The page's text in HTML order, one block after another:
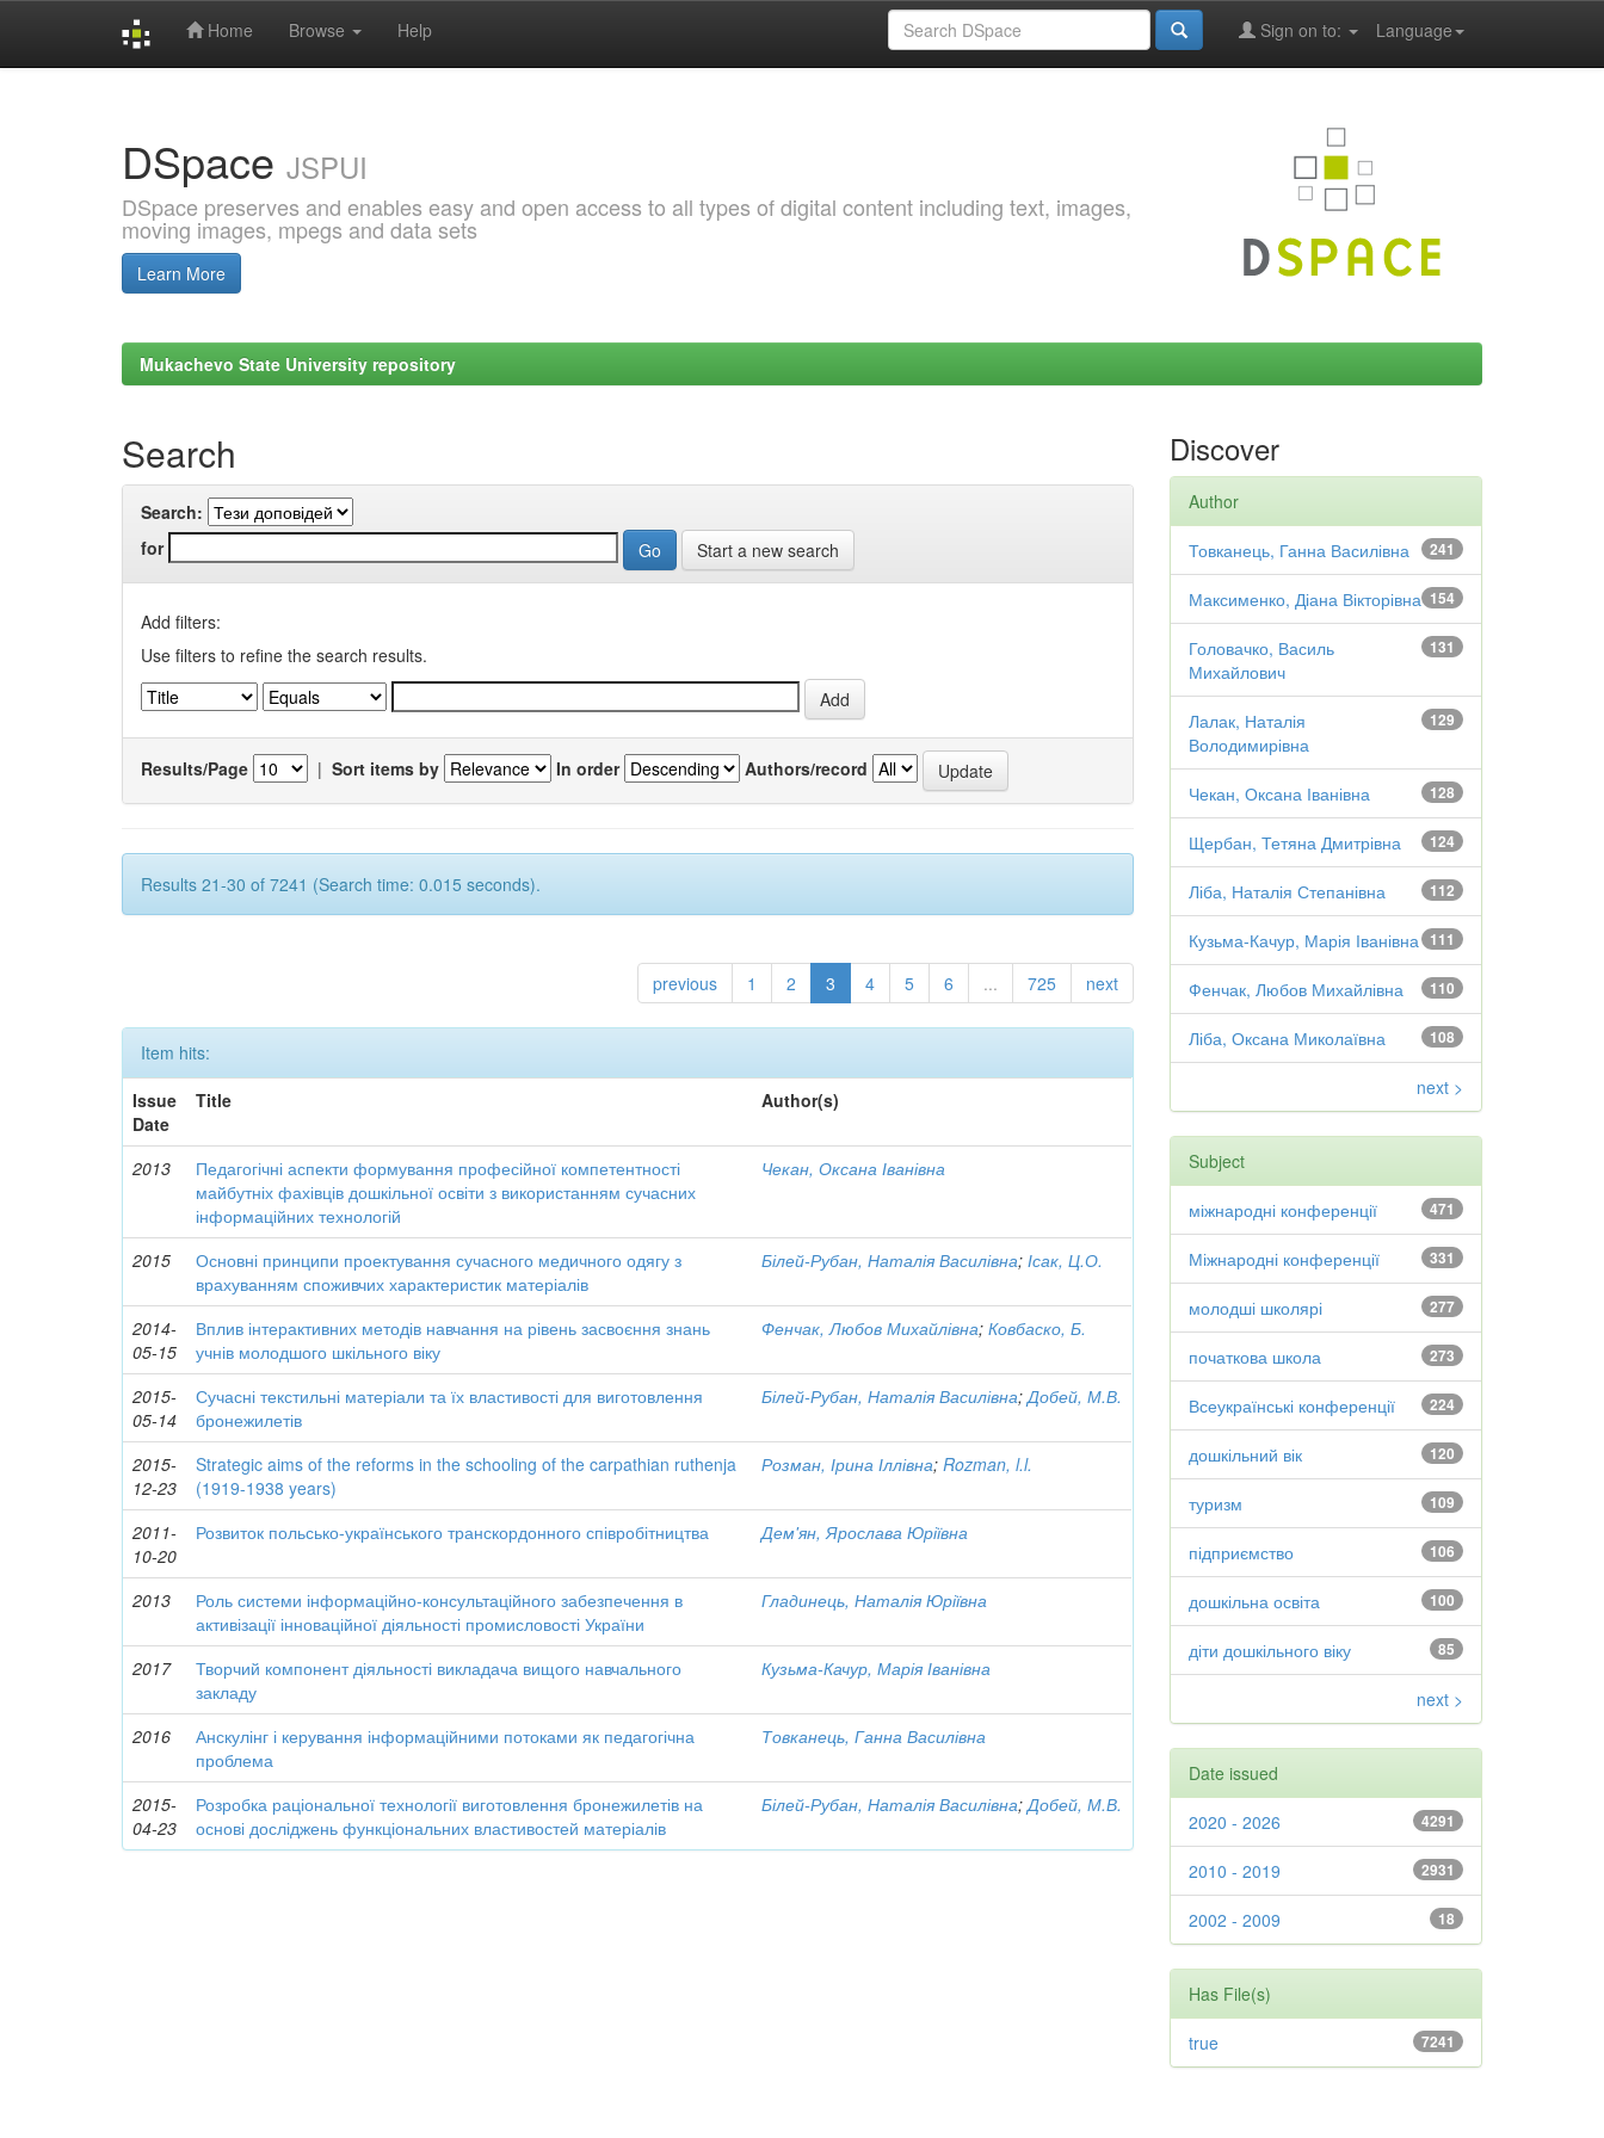
Home Browse Help Language
Sign on to:
DSpace JSPUI
DSpace preserves and enables easy and open access to all types of digital content including text, images,
moving images, mpegs and data sets
Learn More
Mukachevo State University repository
Search
Search:
for
Start a new search
Add filters:
Use filters to refine the search results.
Results/Page | Sort items by In order Authors/record
Results 21-30 of 7241 (Search time: 0.015 seconds).
previous 1 2 3 4 5 6 ... 725 next
Item hits:
Issue
Date
Title Author(s)
2013
Педагогічні аспекти формування професійної компетентності
майбутніх фахівців дошкільної освіти з використанням сучасних
інформаційних технологій
Чекан, Оксана Іванівна
2015
Основні принципи проектування сучасного медичного одягу з
врахуванням споживчих характеристик матеріалів
Білей-Рубан, Наталія Василівна;Ісак, Ц.О.
2014-
05-15
Вплив інтерактивних методів навчання на рівень засвоєння знань
учнів молодшого шкільного віку
Фенчак, Любов Михайлівна;Ковбаско, Б.
2015-
05-14
Сучасні текстильні матеріали та їх властивості для виготовлення
бронежилетів
Білей-Рубан, Наталія Василівна;Добей, М.В.
2015-
12-23
Strategic aims of the reforms in the schooling of the carpathian ruthenja
(1919-1938 years)
Розман, Ірина Іллівна;Rozman, l.l.
2011-
10-20
Розвиток польсько-українського транскордонного співробітництва Дем'ян, Ярослава Юріївна
2013
Роль системи інформаційно-консультаційного забезпечення в
активізації інноваційної діяльності промисловості України
Гладинець, Наталія Юріївна
2017
Творчий компонент діяльності викладача вищого навчального
закладу
Кузьма-Качур, Марія Іванівна
2016
Анскулінг і керування інформаційними потоками як педагогічна
проблема
Товканець, Ганна Василівна
2015-
04-23
Розробка раціональної технології виготовлення бронежилетів на
основі досліджень функціональних властивостей матеріалів
Білей-Рубан, Наталія Василівна;Добей, М.В.
Discover
Author
241
Товканець, Ганна Василівна
154
Максименко, Діана Вікторівна
131
Головачко, Василь
Михайлович
129
Лалак, Наталія
Володимирівна
128
Чекан, Оксана Іванівна
124
Щербан, Тетяна Дмитрівна
112
Ліба, Наталія Степанівна
111
Кузьма-Качур, Марія Іванівна
110
Фенчак, Любов Михайлівна
108
Ліба, Оксана Миколаївна
next >
Subject
471
міжнародні конференції
331
Міжнародні конференції
277
молодші школярі
273
початкова школа
224
Всеукраїнські конференції
120
дошкільний вік
109
туризм
106
підприємство
100
дошкільна освіта
85
діти дошкільного віку
next >
Date issued
4291
2020 - 2026
2931
2010 - 2019
18
2002 - 2009
Has File(s)
7241
true